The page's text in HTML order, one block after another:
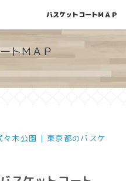
るバスケットコート情報
トＭＡＰ
々木公園 | 東京都のバスケ
バスケットコートＭＡＰ